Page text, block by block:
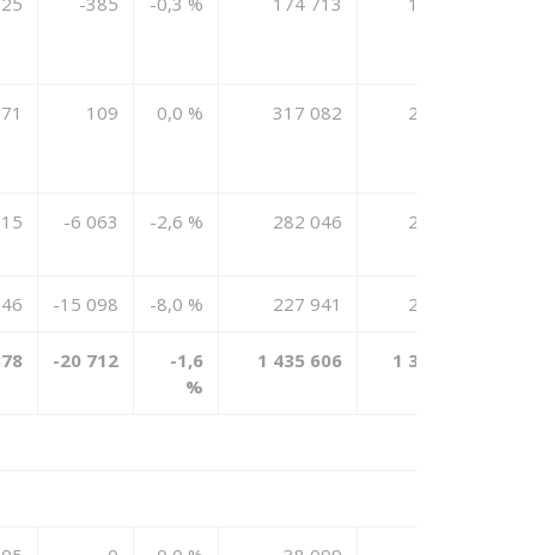
109 0,0 % 317 082 290 013
-6 063 -2,6 % 282 046 259 447
-15 098 -8,0 % 227 941 205 268
-20 712
-1,6
%
1 435 606 1 351 122